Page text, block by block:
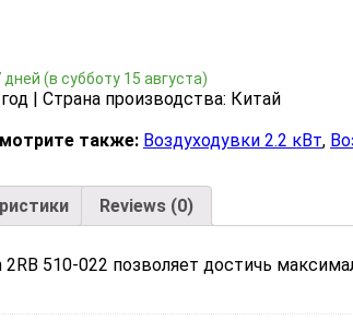
дней (в субботу 15 августа)
| Страна производства: Китай
также: Воздуходувки 2.2 кВт,
Reviews (0)
2RB 510-022 позволяет достичь